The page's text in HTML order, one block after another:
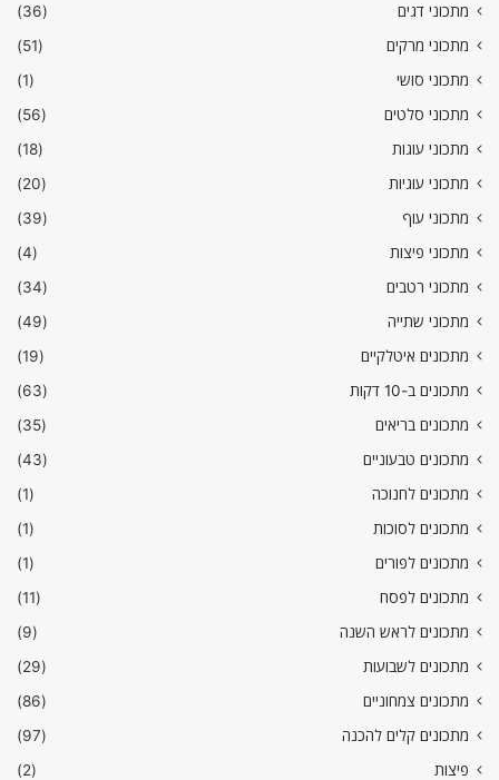
מתכוני דגים
(36)
מתכוני מרקים
(51)
מתכוני סושי
(1)
מתכוני סלטים
(56)
מתכוני עוגות
(18)
מתכוני עוגיות
(20)
מתכוני עוף
(39)
מתכוני פיצות
(4)
מתכוני רטבים
(34)
מתכוני שתייה
(49)
מתכונים איטלקיים
(19)
מתכונים ב-10 דקות
(63)
מתכונים בריאים
(35)
מתכונים טבעוניים
(43)
מתכונים לחנוכה
(1)
מתכונים לסוכות
(1)
מתכונים לפורים
(1)
מתכונים לפסח
(11)
מתכונים לראש השנה
(9)
מתכונים לשבועות
(29)
מתכונים צמחוניים
(86)
מתכונים קלים להכנה
(97)
פיצות
(2)